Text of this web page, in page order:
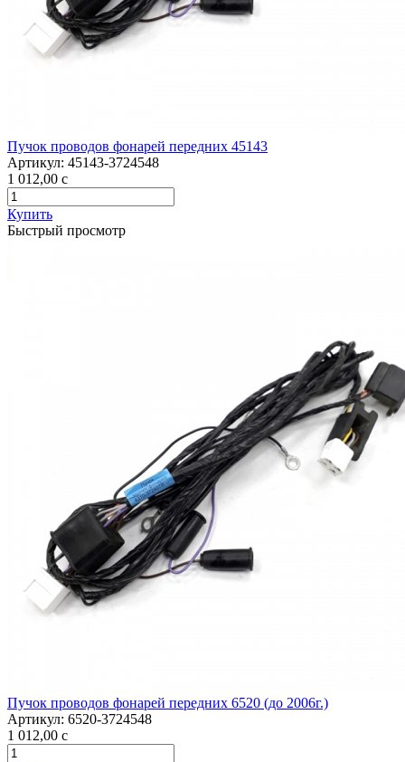
Пучок проводов фонарей передних 45143
Артикул: 45143-3724548
1 012,00 c
Купить
Быстрый просмотр
Пучок проводов фонарей передних 6520 (до 2006г.)
Артикул: 6520-3724548
1 012,00 c